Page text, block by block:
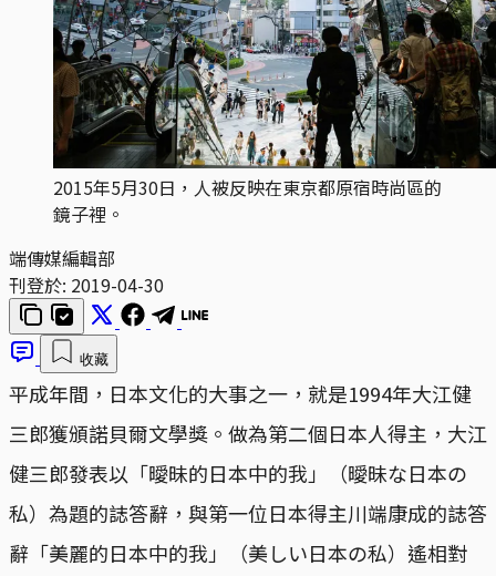
2015年5月30日，人被反映在東京都原宿時尚區的
鏡子裡。
端傳媒編輯部
刊登於: 2019-04-30
收藏
平成年間，日本文化的大事之一，就是1994年大江健
三郎獲頒諾貝爾文學獎。做為第二個日本人得主，大江
健三郎發表以「曖昧的日本中的我」（曖昧な日本の
私）為題的誌答辭，與第一位日本得主川端康成的誌答
辭「美麗的日本中的我」（美しい日本の私）遙相對